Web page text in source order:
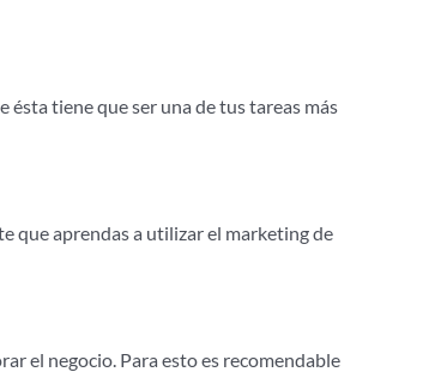
tiene que ser una de tus tareas más
que aprendas a utilizar el marketing de
el negocio. Para esto es recomendable